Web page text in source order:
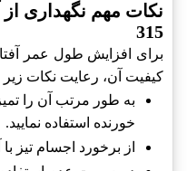
نکات مهم نگهداری
315
کیفیت آن، رعایت نکات
به طور مرتب آن را
خورنده استفاده نمایید.
از برخورد اجسام تیز